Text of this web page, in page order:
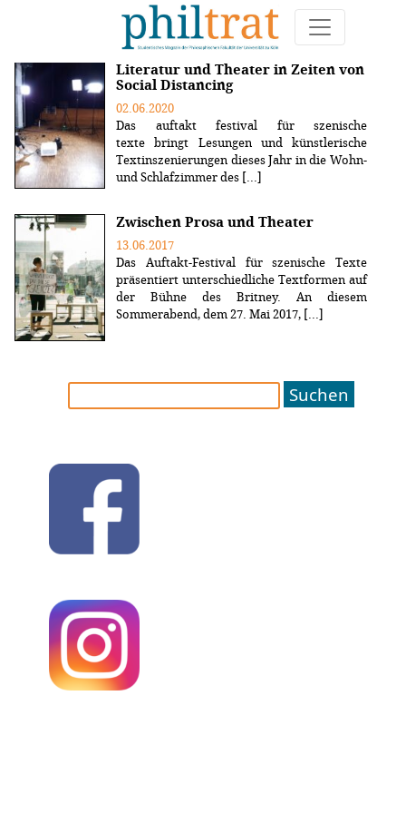
Weitere Artikel zum Thema "auftakt"
Literatur und Theater in Zeiten von
Social Distancing
02.06.2020
Das auftakt festival für szenische
texte bringt Lesungen und künstlerische
Textinszenierungen dieses Jahr in die Wohn-
und Schlafzimmer des [...]
Zwischen Prosa und Theater
13.06.2017
Das Auftakt-Festival für szenische Texte
präsentiert unterschiedliche Textformen auf
der Bühne des Britney. An diesem
Sommerabend, dem 27. Mai 2017, [...]
Suchen